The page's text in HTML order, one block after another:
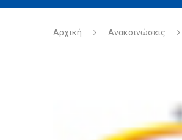
Αρχική Ανακοινώσεις